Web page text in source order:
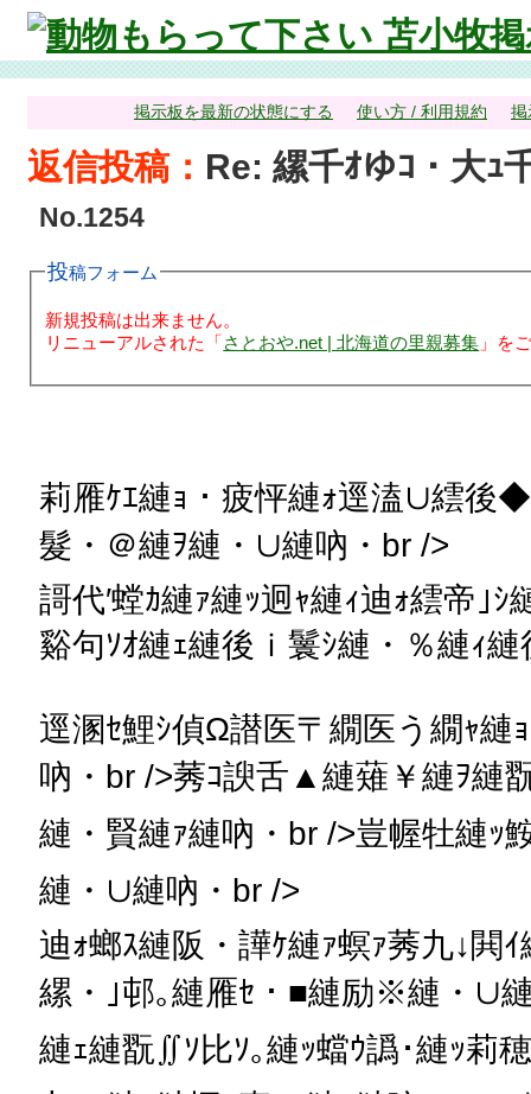
掲示板を最新の状態にする 使い方 / 利用規約 掲
返信投稿： Re: 縲千ｵゆｺ・大ｭ
No.1254
投稿フォーム
新規投稿は出来ません。
リニューアルされた「さとおや.net | 北海道の里親募集 」を
莉雁ｹｴ縺ｮ・疲怦縺ｫ逕溘∪繧後
髮・＠縺ｦ縺・∪縺吶・br />
謌代′螳ｶ縺ｧ縺ｯ迥ｬ縺ｨ迪ｫ繧帝｣
谿句ｿｵ縺ｪ縺後ｉ鬟ｼ縺・％縺ｨ
逕溷ｾ鯉ｼ偵Ω譛医〒繝医う繝ｬ
吶・br />莠ｺ諛舌▲縺薙￥縺ｦ
縺・賢縺ｧ縺吶・br />豈幄牡縺
縺・∪縺吶・br />
迪ｫ螂ｽ縺阪・譁ｹ縺ｧ螟ｧ莠九↓閧
縲・｣邨｡縺雁ｾ・■縺励※縺・∪縺
縺ｪ縺翫∬ｿ比ｿ｡縺ｯ蟷ｳ譌･縺ｯ莉